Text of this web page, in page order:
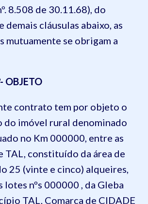
8.508 de 30.11.68), do
demais cláusulas abaixo, as
mutuamente se obrigam a
OBJETO
contrato tem por objeto o
do imóvel rural denominado
no Km 000000, entre as
TAL, constituído da área de
25 (vinte e cinco) alqueires,
lotes nºs 000000 , da Gleba
TAL, Comarca de CIDADE